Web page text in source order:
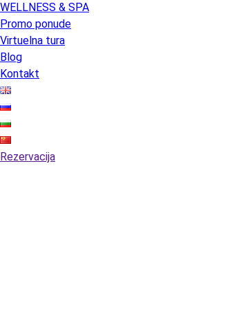
WELLNESS & SPA
Promo ponude
Virtuelna tura
Blog
Kontakt
Rezervacija